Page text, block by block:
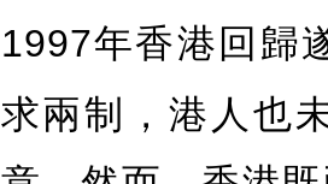
1997年香港回歸
求兩制，港人也